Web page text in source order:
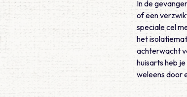
In de
of een
speciale cel
het
achterwacht
huisarts heb
weleens door